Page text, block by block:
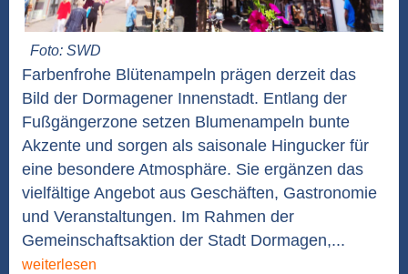
Foto: SWD
Farbenfrohe Blütenampeln prägen derzeit das
Bild der Dormagener Innenstadt. Entlang der
Fußgängerzone setzen Blumenampeln bunte
Akzente und sorgen als saisonale Hingucker für
eine besondere Atmosphäre. Sie ergänzen das
vielfältige Angebot aus Geschäften, Gastronomie
und Veranstaltungen. Im Rahmen der
Gemeinschaftsaktion der Stadt Dormagen,...
weiterlesen